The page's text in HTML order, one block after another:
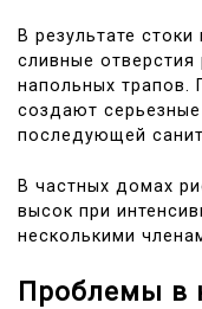
В результате
сливные
напольных трапов.
создают
последующей
В частных домах
высок при
несколькими
Проблемы в